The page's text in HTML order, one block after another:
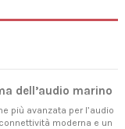
dell’audio marino
più avanzata per l’audio
moderna e un